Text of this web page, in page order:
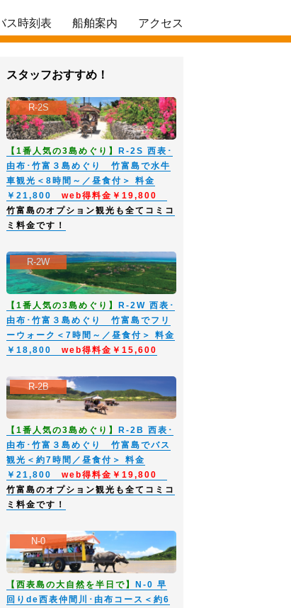
ス時刻表 船舶案内 アクセス
スタッフおすすめ！
R-2S
【1番人気の3島めぐり】
R-2S 西表･
由布･竹富３島めぐり 竹富島で水牛
車観光＜8時間～／昼食付＞ 料金
￥21,800 web得料金￥19,800
竹富島のオプション観光も全てコミコ
ミ料金です！
R-2W
【1番人気の3島めぐり】 R-2W 西表･
由布･竹富３島めぐり 竹富島でフリ
ーウォーク＜7時間～／昼食付＞ 料金
￥18,800 web得料金￥15,600
R-2B
【1番人気の3島めぐり】 R-2B 西表･
由布･竹富３島めぐり 竹富島でバス
観光＜約7時間／昼食付＞ 料金
￥21,800 web得料金￥19,800
竹富島のオプション観光も全てコミコ
ミ料金です！
N-0
【西表島の大自然を半日で】 N-0 早
回りde西表仲間川･由布コース＜約6